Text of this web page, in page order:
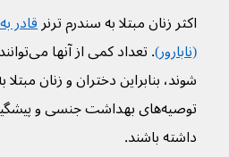
اکثر زنان مبتلا به سندرم ترنر قادر
(نابارور)
. تعداد
شوند، بنابراین دختران و زنان مبتلا
توصیه‌های بهداشت جنسی و
داشته باشند.